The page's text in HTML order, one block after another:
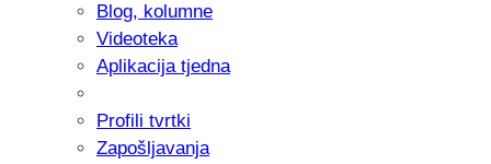
Sony predstavlja objektiv FE 100-
654 grama
Blog, kolumne
Videoteka
Aplikacija tjedna
Profili tvrtki
Zapošljavanja